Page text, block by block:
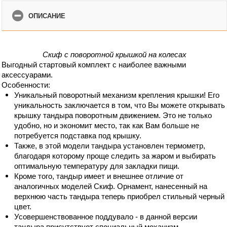
ОПИСАНИЕ
Скиф с поворотной крышкой на колесах
Выгодный стартовый комплект с наиболее важными
аксессуарами.
Особенности:
Уникальный поворотный механизм крепления крышки! Его
уникальность заключается в том, что Вы можете открывать
крышку тандыра поворотным движением. Это не только
удобно, но и экономит место, так как Вам больше не
потребуется подставка под крышку.
Также, в этой модели тандыра установлен термометр,
благодаря которому проще следить за жаром и выбирать
оптимальную температуру для закладки пищи.
Кроме того, тандыр имеет и внешнее отличие от
аналогичных моделей Скиф. Орнамент, нанесенный на
верхнюю часть тандыра теперь приобрел стильный черный
цвет.
Усовершенствованное поддувало - в данной версии